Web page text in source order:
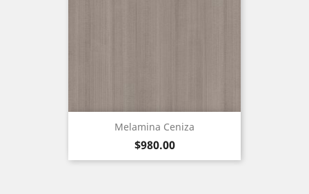
Melamina Ceniza
Precio
$980.00